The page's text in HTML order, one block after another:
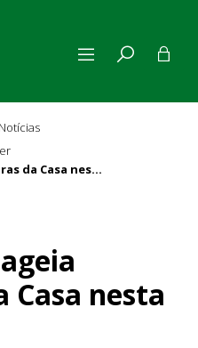
Notícias
CLDF homenageia servidoras da Casa nesta quarta (20)
Casa nesta